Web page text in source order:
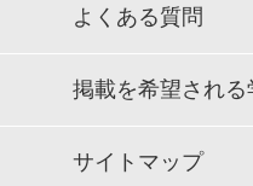
よくある質問
掲載を希望される
サイトマップ